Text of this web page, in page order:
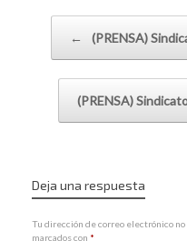
← (PRENSA)
(PRENSA)
Deja una respuesta
Tu dirección de correo electrónico no
marcados con *